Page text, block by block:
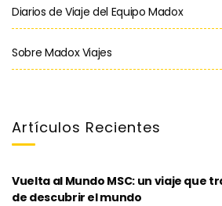
Diarios de Viaje del Equipo Madox
Sobre Madox Viajes
Artículos Recientes
Vuelta al Mundo MSC: un viaje que
de descubrir el mundo